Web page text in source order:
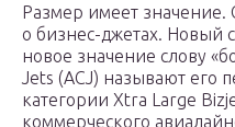
Размер имеет значение.
о бизнес-джетах. Новый
новое значение слову
Jets (ACJ) называют его
категории Xtra Large
коммерческого